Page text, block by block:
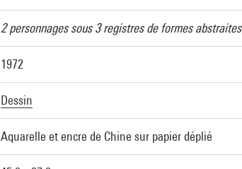
2 personnages sous 3 registres de formes abstraites
1972
Dessin
Aquarelle et encre de Chine sur papier déplié